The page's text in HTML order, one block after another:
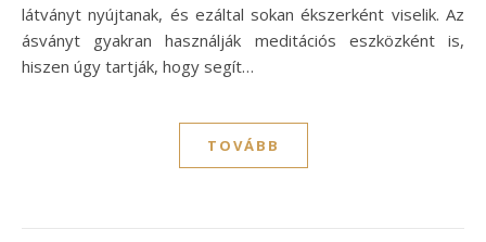
látványt nyújtanak, és ezáltal sokan ékszerként viselik. Az
ásványt gyakran használják meditációs eszközként is,
hiszen úgy tartják, hogy segít…
TOVÁBB